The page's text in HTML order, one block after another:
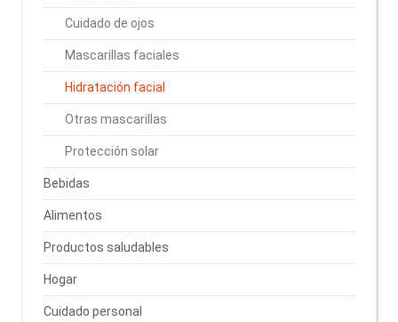
Cuidado de ojos
Mascarillas faciales
Hidratación facial
Otras mascarillas
Protección solar
Bebidas
Alimentos
Productos saludables
Hogar
Cuidado personal